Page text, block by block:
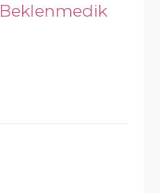
Beklenmedik